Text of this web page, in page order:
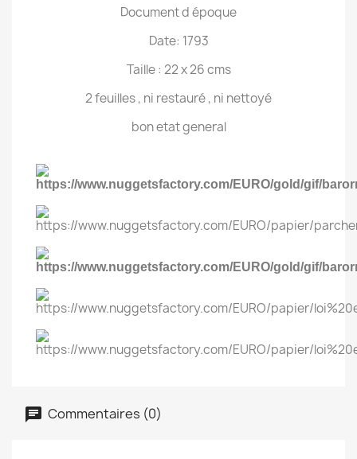
Document d époque
Date: 1793
Taille : 22 x 26 cms
2 feuilles , ni restauré , ni nettoyé
bon etat general
Commentaires (0)